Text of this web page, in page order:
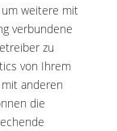
weitere mit
verbundene
zu
von Ihrem
anderen
die